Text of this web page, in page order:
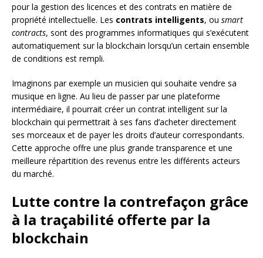
pour la gestion des licences et des contrats en matière de
propriété intellectuelle. Les contrats intelligents, ou smart
contracts, sont des programmes informatiques qui s’exécutent
automatiquement sur la blockchain lorsqu’un certain ensemble
de conditions est rempli.
Imaginons par exemple un musicien qui souhaite vendre sa
musique en ligne. Au lieu de passer par une plateforme
intermédiaire, il pourrait créer un contrat intelligent sur la
blockchain qui permettrait à ses fans d’acheter directement
ses morceaux et de payer les droits d’auteur correspondants.
Cette approche offre une plus grande transparence et une
meilleure répartition des revenus entre les différents acteurs
du marché.
Lutte contre la contrefaçon grâce
à la traçabilité offerte par la
blockchain